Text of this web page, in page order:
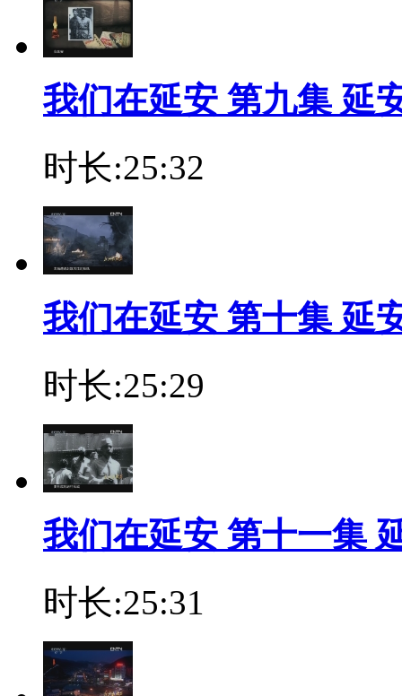
我们在延安 第九集 延
时长:25:32
我们在延安 第十集 延
时长:25:29
我们在延安 第十一集
时长:25:31